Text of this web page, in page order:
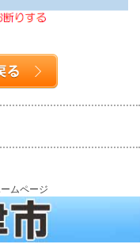
ムページ